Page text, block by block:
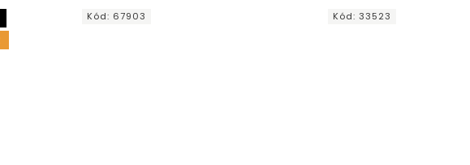
Kód: 67903 Kód: 33523